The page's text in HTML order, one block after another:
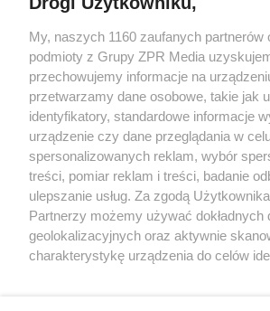
Żaden utwór zamieszczony w serwisie nie może
rozpowszechniany lub dalej rozpowszechniany w
tym także elektroniczny lub mechaniczny) na
eksploatacji w jakiejkolwiek formie, włącznie z
Internecie bez pisemnej zgody właściciela praw.
wykorzystanie utworów w całości lub w części z
tzn. bez właściwej zgody, jest zabronione pod
ścigane prawnie.
My, naszych 1160 zaufanych partnerów
podmioty z Grupy ZPR Media
przechowujemy informacje na
przetwarzamy dane osobowe, takie jak
identyfikatory, standardowe informacje
urządzenie czy dane przeglądania w
spersonalizowanych reklam, wybór
treści, pomiar reklam i treści, badanie
ulepszanie usług. Za zgodą
Partnerzy możemy używać dokładnych
geolokalizacyjnych oraz aktywnie
charakterystykę urządzenia do celów